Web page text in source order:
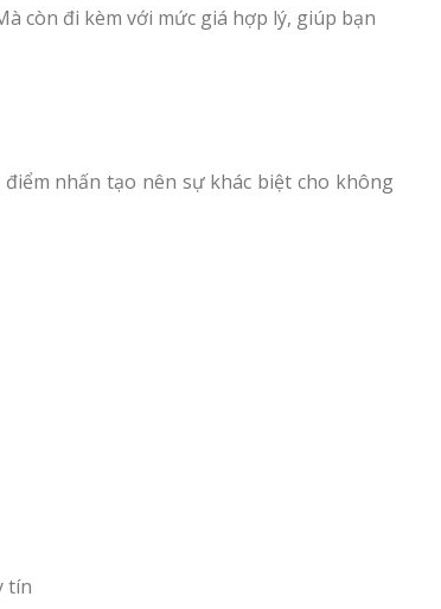
còn đi kèm với mức giá hợp lý, giúp bạn
nhấn tạo nên sự khác biệt cho không
Làm Biển Led Vẫy Giá Rẻ
An